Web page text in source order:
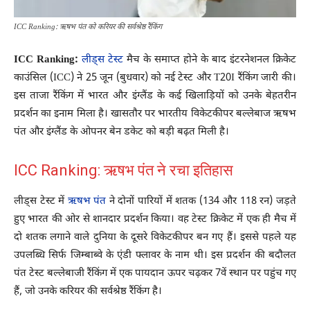
ICC Ranking: ऋषभ पंत को करियर की सर्वश्रेष्ठ रैंकिंग
ICC Ranking: लीड्स टेस्ट मैच के समाप्त होने के बाद इंटरनेशनल क्रिकेट
काउंसिल (ICC) ने 25 जून (बुधवार) को नई टेस्ट और T20I रैंकिंग जारी की।
इस ताजा रैंकिंग में भारत और इंग्लैंड के कई खिलाड़ियों को उनके बेहतरीन
प्रदर्शन का इनाम मिला है। खासतौर पर भारतीय विकेटकीपर बल्लेबाज ऋषभ
पंत और इंग्लैंड के ओपनर बेन डकेट को बड़ी बढ़त मिली है।
ICC Ranking: ऋषभ पंत ने रचा इतिहास
लीड्स टेस्ट में ऋषभ पंत ने दोनों पारियों में शतक (134 और 118 रन) जड़ते
हुए भारत की ओर से शानदार प्रदर्शन किया। वह टेस्ट क्रिकेट में एक ही मैच में
दो शतक लगाने वाले दुनिया के दूसरे विकेटकीपर बन गए हैं। इससे पहले यह
उपलब्धि सिर्फ जिम्बाब्वे के एंडी फ्लावर के नाम थी। इस प्रदर्शन की बदौलत
पंत टेस्ट बल्लेबाजी रैंकिंग में एक पायदान ऊपर चढ़कर 7वें स्थान पर पहुंच गए
हैं, जो उनके करियर की सर्वश्रेष्ठ रैंकिंग है।